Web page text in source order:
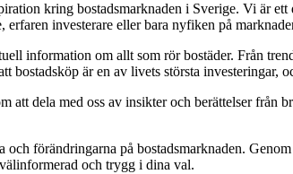
kring bostadsmarknaden i Sverige. Vi är
investerare eller bara nyfiken på
information om allt som rör bostäder. Från
är en av livets största investeringar,
att dela med oss av insikter och berättelser
och förändringarna på bostadsmarknaden.
och trygg i dina val.